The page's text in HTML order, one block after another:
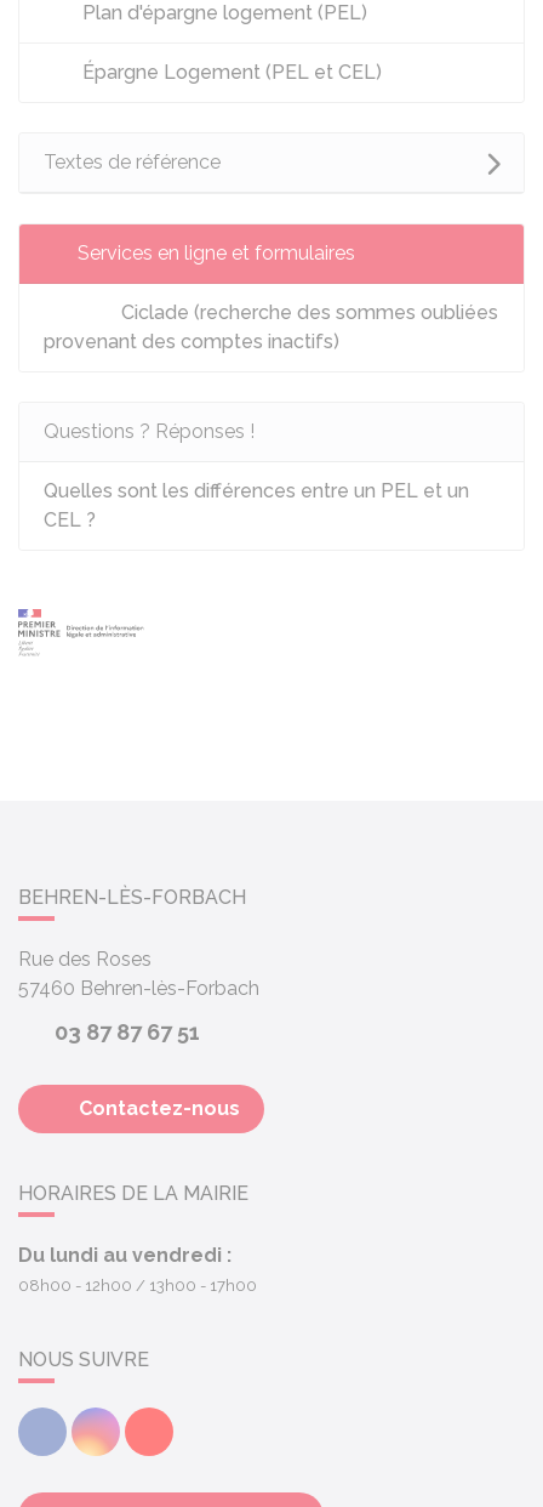
Plan d'épargne logement (PEL)
Épargne Logement (PEL et CEL)
Textes de référence
Services en ligne et formulaires
Ciclade (recherche des sommes oubliées
provenant des comptes inactifs)
Questions ? Réponses !
Quelles sont les différences entre un PEL et un
CEL ?
BEHREN-LÈS-FORBACH
Rue des Roses
57460 Behren-lès-Forbach
03 87 87 67 51
Contactez-nous
HORAIRES DE LA MAIRIE
Du lundi au vendredi :
08h00 - 12h00 13h00 - 17h00
NOUS SUIVRE
FacebookInstagramYoutube